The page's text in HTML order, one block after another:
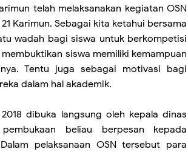
telah melaksanakan kegiatan OSN
Karimun. Sebagai kita ketahui bersama
wadah bagi siswa untuk berkompetisi
siswa memiliki kemampuan
Tentu juga sebagai motivasi bagi
dalam hal akademik.
dibuka langsung oleh kepala dinas
beliau berpesan kepada
pelaksanaan OSN tersebut para